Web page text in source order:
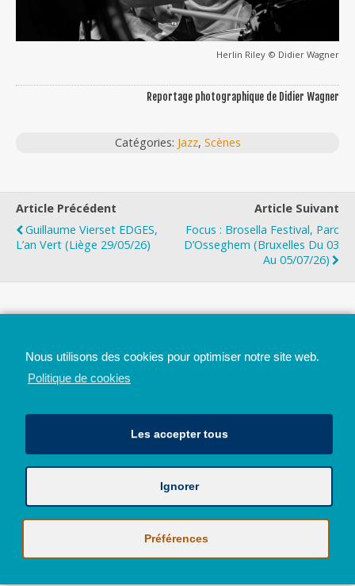
Herlin Riley © Didier Wagner
Reportage photographique de Didier Wagner
Catégories: Jazz, Scènes
Article Précédent
Guillaume Vierset EDGES,
L’an Vert (Liège 29/05/26)
Article Suivant
Focus : Brosella Festival, Parc
D’Osseghem (Bruxelles Du 03
Au 05/07/26)
Avec le soutien de la Province de Liège
© 2026 - Tous droits réservés - JazzMania
Politique en matière de confidentialité et de vie privée
Nous utilisons des cookies pour optimiser notre site web.
Politique de cookies
Les accepter tous
Ignorer
Préférences